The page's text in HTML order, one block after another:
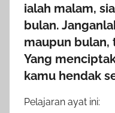
ialah malam,
bulan.
maupun bulan,
Yang
kamu hendak
Pelajaran ayat ini: